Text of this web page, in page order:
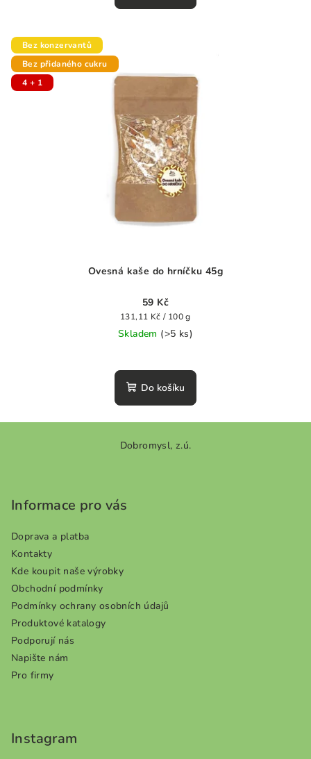
Bez konzervantů
Bez přidaného cukru
4 + 1
Ovesná kaše do hrníčku 45g
59 Kč
Měrná
cena:
131,11 Kč / 100 g
Skladem (>5 ks)
hodnocení
produktu
z
hvězdiček.
Do košíku
Dobromysl, z.ú.
Informace pro vás
Doprava a platba
Kontakty
Kde koupit naše výrobky
Obchodní podmínky
Podmínky ochrany osobních údajů
Produktové katalogy
Podporují nás
Napište nám
Pro firmy
Instagram